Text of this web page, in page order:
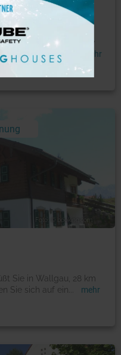
am Staffelsee Das City
42 km
mehr
Foto: © booking.com
Sie in Wallgau, 28 km
Sie sich auf ein
mehr